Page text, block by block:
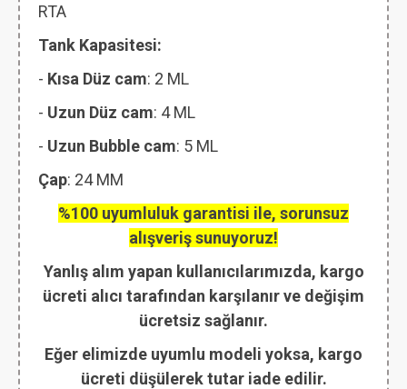
RTA
Tank Kapasitesi:
- Kısa Düz cam: 2 ML
- Uzun Düz cam: 4 ML
- Uzun Bubble cam: 5 ML
Çap: 24 MM
%100 uyumluluk garantisi ile, sorunsuz
alışveriş sunuyoruz!
Yanlış alım yapan kullanıcılarımızda, kargo
ücreti alıcı tarafından karşılanır ve değişim
ücretsiz sağlanır.
Eğer elimizde uyumlu modeli yoksa, kargo
ücreti düşülerek tutar iade edilir.